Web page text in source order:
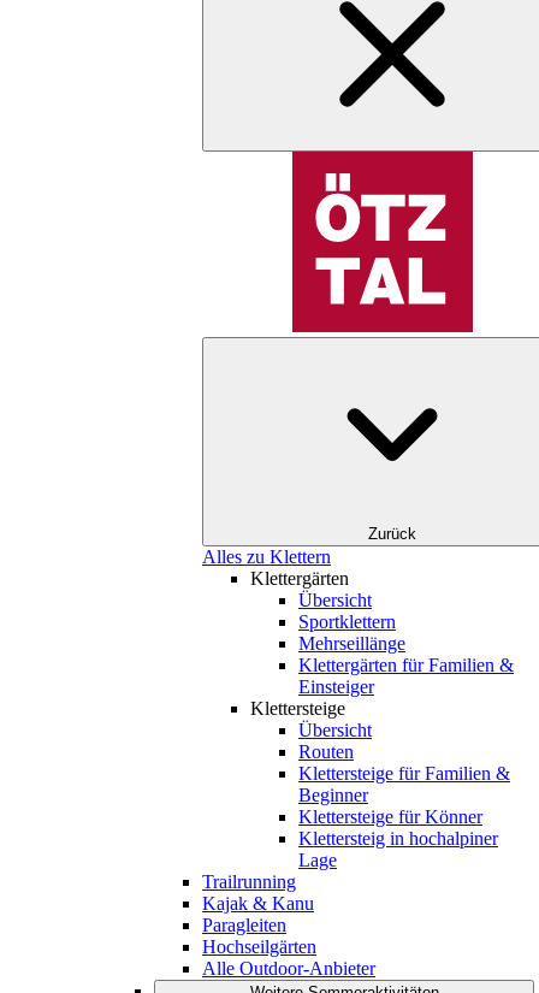
Zurück
Alles zu Klettern
Klettergärten
Übersicht
Sportklettern
Mehrseillänge
Klettergärten für Familien &
Einsteiger
Klettersteige
Übersicht
Routen
Klettersteige für Familien &
Beginner
Klettersteige für Könner
Klettersteig in hochalpiner
Lage
Trailrunning
Kajak & Kanu
Paragleiten
Hochseilgärten
Alle Outdoor-Anbieter